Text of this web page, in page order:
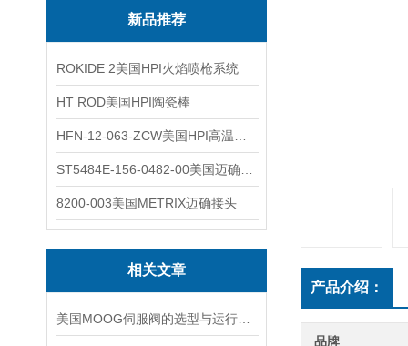
新品推荐
ROKIDE 2美国HPI火焰喷枪系统
HT ROD美国HPI陶瓷棒
8200-003美国METRIX迈确接头
相关文章
产品介绍：
品牌